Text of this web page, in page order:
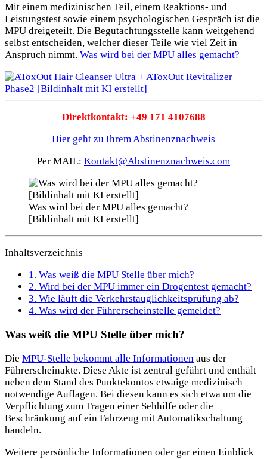
Mit einem medizinischen Teil, einem Reaktions- und
Leistungstest sowie einem psychologischen Gespräch ist die
MPU dreigeteilt. Die Begutachtungsstelle kann weitgehend
selbst entscheiden, welcher dieser Teile wie viel Zeit in
Anspruch nimmt. Was wird bei der MPU alles gemacht?
Direktkontakt: +49 171 4107688
Hier geht zu Ihrem Abstinenznachweis
Per MAIL: Kontakt@Abstinenznachweis.com
Was wird bei der MPU alles gemacht?
[Bildinhalt mit KI erstellt]
Inhaltsverzeichnis
1. Was weiß die MPU Stelle über mich?
2. Wird bei der MPU immer ein Drogentest gemacht?
3. Wie läuft die Verkehrstauglichkeitsprüfung ab?
4. Was wird der Führerscheinstelle gemeldet?
Was weiß die MPU Stelle über mich?
Die MPU-Stelle bekommt alle Informationen aus der
Führerscheinakte. Diese Akte ist zentral geführt und enthält
neben dem Stand des Punktekontos etwaige medizinisch
notwendige Auflagen. Bei diesen kann es sich etwa um die
Verpflichtung zum Tragen einer Sehhilfe oder die
Beschränkung auf ein Fahrzeug mit Automatikschaltung
handeln.
Weitere persönliche Informationen oder gar einen Einblick